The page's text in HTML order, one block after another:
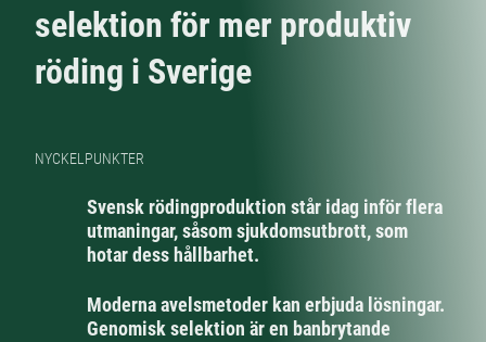
selektion för mer produktiv
röding i Sverige
NYCKELPUNKTER
Svensk rödingproduktion står idag inför flera
utmaningar, såsom sjukdomsutbrott, som
hotar dess hållbarhet.
Moderna avelsmetoder kan erbjuda lösningar.
Genomisk selektion är en banbrytande